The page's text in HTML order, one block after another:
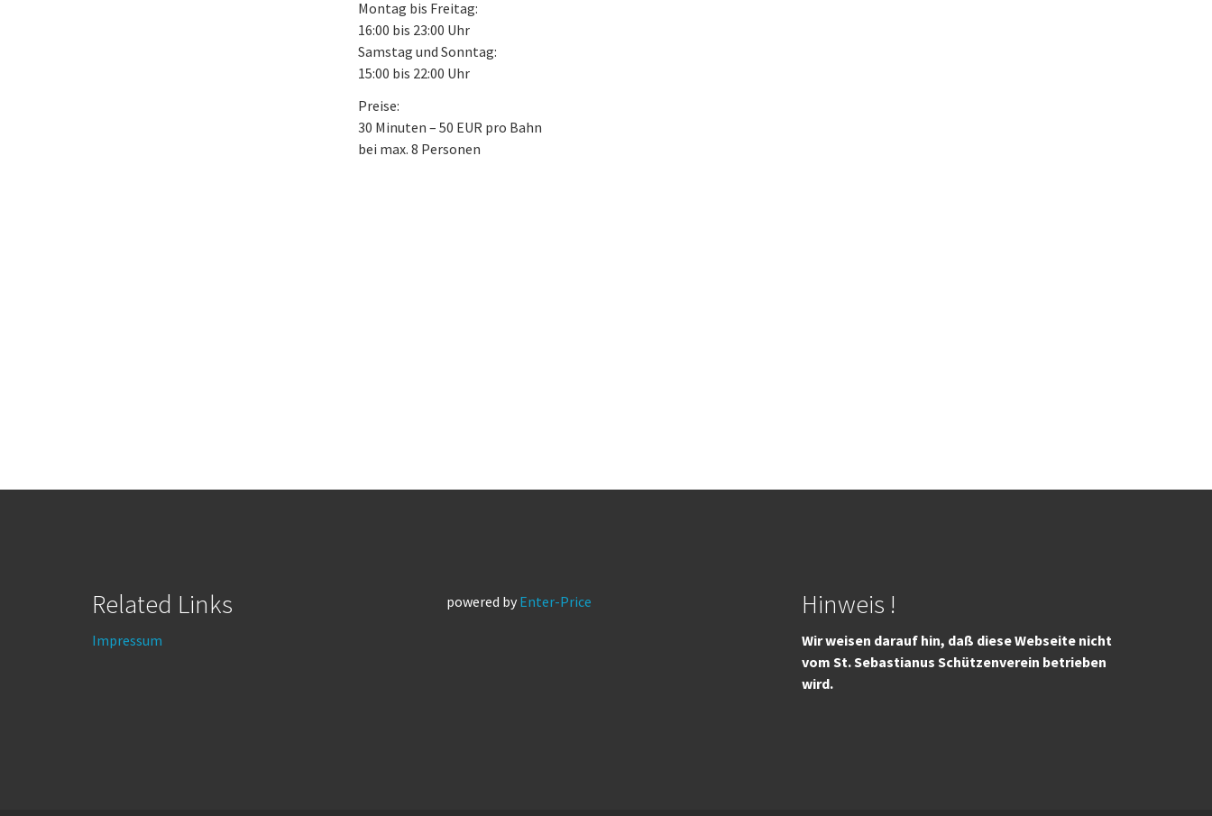
Montag bis Freitag:
16:00 bis 23:00 Uhr
Samstag und Sonntag:
15:00 bis 22:00 Uhr
Preise:
30 Minuten – 50 EUR pro Bahn
bei max. 8 Personen
Related Links
Impressum
powered by Enter-Price Hinweis !
Wir weisen darauf hin, daß diese Webseite nicht
vom St. Sebastianus Schützenverein betrieben
wird.